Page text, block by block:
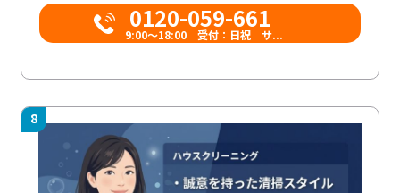
0120-059-661
9:00〜18:00 受付：日祝 サ...
8